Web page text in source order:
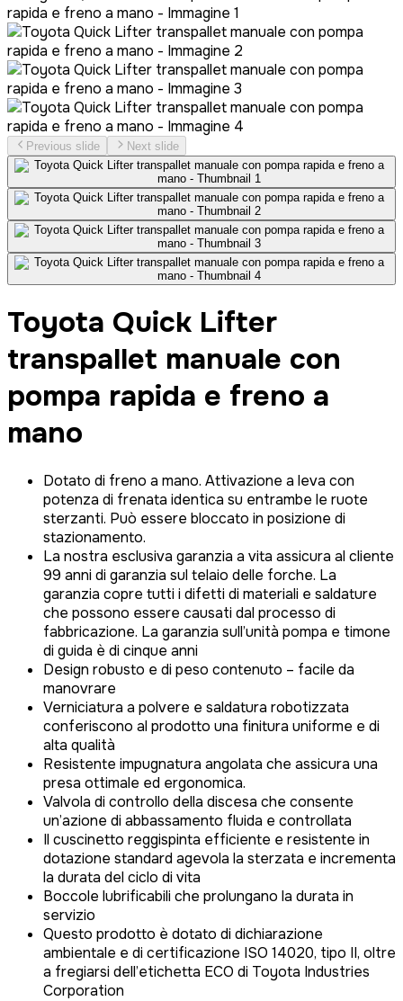
Previous slide Next slide
Toyota Quick Lifter
transpallet manuale con
pompa rapida e freno a
mano
Dotato di freno a mano. Attivazione a leva con
potenza di frenata identica su entrambe le ruote
sterzanti. Può essere bloccato in posizione di
stazionamento.
La nostra esclusiva garanzia a vita assicura al cliente
99 anni di garanzia sul telaio delle forche. La
garanzia copre tutti i difetti di materiali e saldature
che possono essere causati dal processo di
fabbricazione. La garanzia sull’unità pompa e timone
di guida è di cinque anni
Design robusto e di peso contenuto – facile da
manovrare
Verniciatura a polvere e saldatura robotizzata
conferiscono al prodotto una finitura uniforme e di
alta qualità
Resistente impugnatura angolata che assicura una
presa ottimale ed ergonomica.
Valvola di controllo della discesa che consente
un’azione di abbassamento fluida e controllata
Il cuscinetto reggispinta efficiente e resistente in
dotazione standard agevola la sterzata e incrementa
la durata del ciclo di vita
Boccole lubrificabili che prolungano la durata in
servizio
Questo prodotto è dotato di dichiarazione
ambientale e di certificazione ISO 14020, tipo II, oltre
a fregiarsi dell’etichetta ECO di Toyota Industries
Corporation